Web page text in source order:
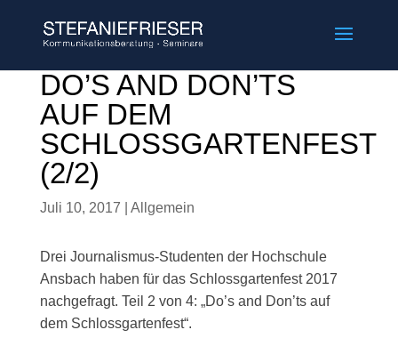
DO’S AND DON’TS
AUF DEM
SCHLOSSGARTENFEST
(2/2)
Juli 10, 2017 Allgemein
Drei Journalismus-Studenten der Hochschule
Ansbach haben für das Schlossgartenfest 2017
nachgefragt. Teil 2 von 4: „Do’s and Don’ts auf
dem Schlossgartenfest“.